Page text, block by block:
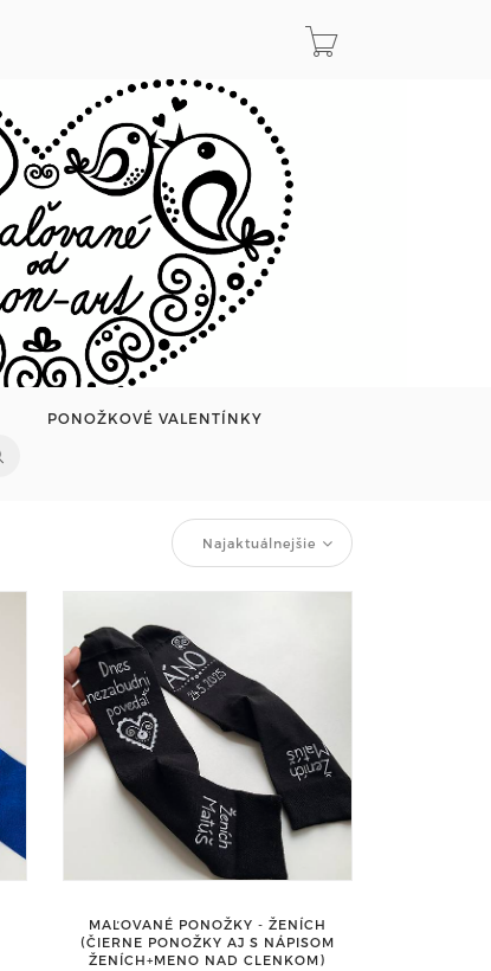
PONOŽKOVÉ VALENTÍNKY
Najaktuálnejšie
MAĽOVANÉ PONOŽKY - ŽENÍCH
(ČIERNE PONOŽKY AJ S NÁPISOM
ŽENÍCH+MENO NAD CLENKOM)